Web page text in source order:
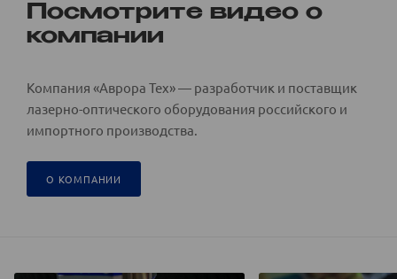
Посмотрите видео о
компании
Компания «Аврора Тех» — разработчик и поставщик
лазерно-оптического оборудования российского и
импортного производства.
О КОМПАНИИ